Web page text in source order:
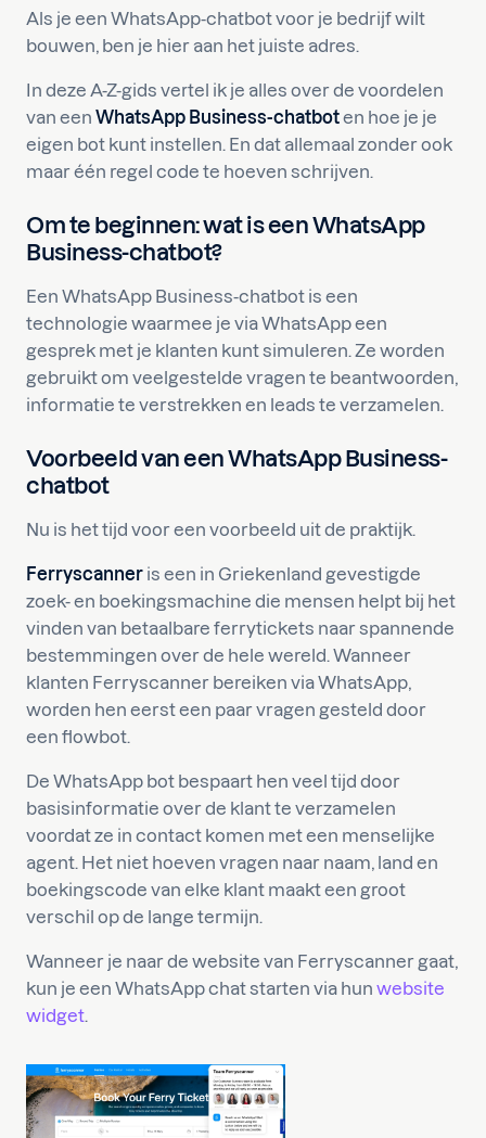
Als je een WhatsApp-chatbot voor je bedrijf wilt
bouwen, ben je hier aan het juiste adres.
In deze A-Z-gids vertel ik je alles over de voordelen
van een WhatsApp Business-chatboten hoe je je
eigen bot kunt instellen. En dat allemaal zonder ook
maar één regel code te hoeven schrijven.
Om te beginnen: wat is een WhatsApp
Business-chatbot?
Een WhatsApp Business-chatbot is een
technologie waarmee je via WhatsApp een
gesprek met je klanten kunt simuleren. Ze worden
gebruikt om veelgestelde vragen te beantwoorden,
informatie te verstrekken en leads te verzamelen.
Voorbeeld van een WhatsApp Business-
chatbot
Nu is het tijd voor een voorbeeld uit de praktijk.
Ferryscanner is een in Griekenland gevestigde
zoek- en boekingsmachine die mensen helpt bij het
vinden van betaalbare ferrytickets naar spannende
bestemmingen over de hele wereld. Wanneer
klanten Ferryscanner bereiken via WhatsApp,
worden hen eerst een paar vragen gesteld door
een flowbot.
De WhatsApp bot bespaart hen veel tijd door
basisinformatie over de klant te verzamelen
voordat ze in contact komen met een menselijke
agent. Het niet hoeven vragen naar naam, land en
boekingscode van elke klant maakt een groot
verschil op de lange termijn.
Wanneer je naar de website van Ferryscanner gaat,
kun je een WhatsApp chat starten via hun website
widget.